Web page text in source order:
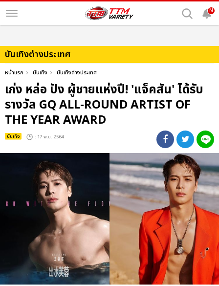
N
บันเทิงต่างประเทศ
หน้าแรก บันเทิง บันเทิงต่างประเทศ
เก่ง หล่อ ปัง ผู้ชายแห่งปี! 'แจ็คสัน' ได้รับ
รางวัล GQ ALL-ROUND ARTIST OF
THE YEAR AWARD
บันเทิง : 17 พ.ย. 2564